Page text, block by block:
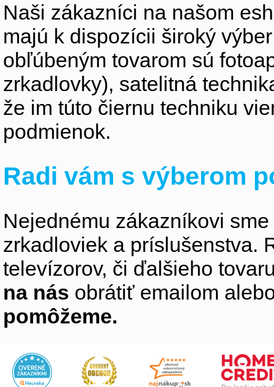
Naši zákazníci na našom
majú k dispozícii široký
obľúbeným tovarom sú
zrkadlovky), satelitná
že im túto čiernu techniku
podmienok.
Radi vám s výberom
Nejednému zákazníkovi
zrkadloviek a príslušenstva.
televízorov, či ďalšieho
na nás obrátiť emailom
pomôžeme.